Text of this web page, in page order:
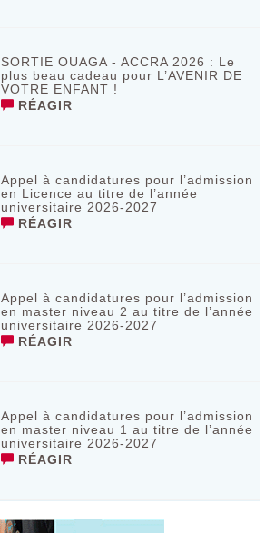
SORTIE OUAGA - ACCRA 2026 : Le
plus beau cadeau pour L’AVENIR DE
VOTRE ENFANT !
RÉAGIR
Appel à candidatures pour l’admission
en Licence au titre de l’année
universitaire 2026-2027
RÉAGIR
Appel à candidatures pour l’admission
en master niveau 2 au titre de l’année
universitaire 2026-2027
RÉAGIR
Appel à candidatures pour l’admission
en master niveau 1 au titre de l’année
universitaire 2026-2027
RÉAGIR